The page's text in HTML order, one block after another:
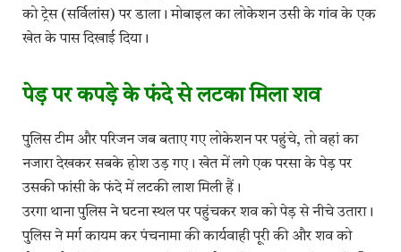
को ट्रेस (सर्विलांस) पर डाला। मोबाइल का लोकेशन उसी के गांव के एक
खेत के पास दिखाई दिया।
पेड़ पर कपड़े के फंदे से लटका मिला शव
पुलिस टीम और परिजन जब बताए गए लोकेशन पर पहुंचे, तो वहां का
नजारा देखकर सबके होश उड़ गए। खेत में लगे एक परसा के पेड़ पर
उसकी फांसी के फंदे में लटकी लाश मिली हैं।
उरगा थाना पुलिस ने घटना स्थल पर पहुंचकर शव को पेड़ से नीचे उतारा।
पुलिस ने मर्ग कायम कर पंचनामा की कार्यवाही पूरी की और शव को